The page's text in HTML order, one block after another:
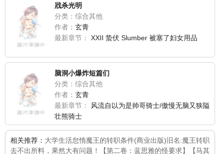
戕杀光明
分类：综合其他
作者： 玄青
最新章节：
XXII 蛰伏 Slumber 被塞了妇女用品
脑洞小爆炸短篇们
分类：综合其他
作者： 玄青
最新章节：
风流自以为是帅哥骑士/傲慢无脑又狭隘
壮熊骑士
相关推荐： 大学生活怠惰魔王的转职条件(商业出版)旧名:魔王转职
去不出所料，果然大有问题！【第二卷：蓝思雅的怪要求】 【马其